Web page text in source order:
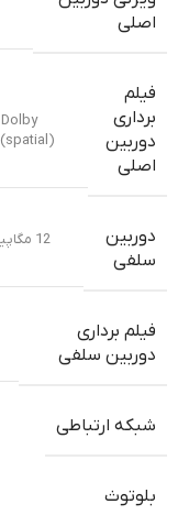
اصلی
فیلم
برداری
دوربین
اصلی
دوربین
سلفی
فیلم برداری
دوربین سلفی
شبکه ارتباطی
بلوتوث